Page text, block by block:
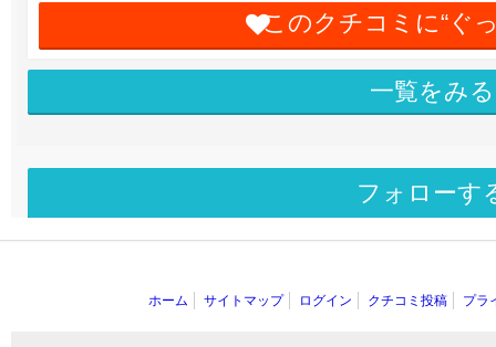
このクチコミに“ぐ
一覧をみる
フォローす
ホーム サイトマップ ログイン クチコミ投稿 プラ